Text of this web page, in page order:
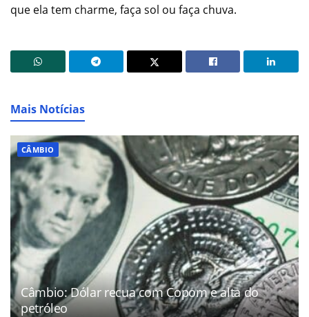
que ela tem charme, faça sol ou faça chuva.
Mais Notícias
CÂMBIO
Câmbio: Dólar recua com Copom e alta do
petróleo